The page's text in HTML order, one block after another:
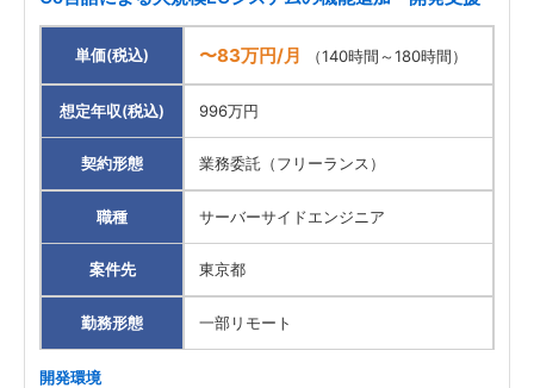
単価(税込) 〜83万円/月 （140時間～180時間）
想定年収(税込) 996万円
契約形態 業務委託（フリーランス）
職種 サーバーサイドエンジニア
案件先 東京都
勤務形態 一部リモート
開発環境